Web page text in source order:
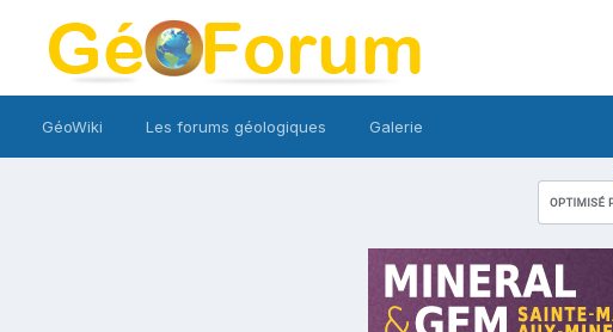
GéoWiki Les forums géologiques Galerie